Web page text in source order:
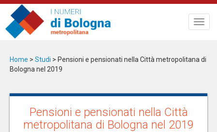
Salta
contenuto
principale
Home > Studi > Pensioni e pensionati nella Città metropolitana di
Bologna nel 2019
Pensioni e pensionati nella Città
metropolitana di Bologna nel 2019